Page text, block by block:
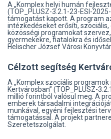
A „Komplex helyi humán
(TOP_PLUSZ-3.2.1-23-ESI-
támogatást kapott. A program
intézkedéseket erősíti,
közösségi programokat
gyermekekre, fiatalokra és
Helischer József Városi
Célzott segítség
A „Komplex szociális
Kertvárosban” (TOP_PLUSZ-
millió forintból valósul meg. A
emberek társadalmi
munkával, egyéni fejlesztési
támogatással. A projekt
Szeretetszolgálat.